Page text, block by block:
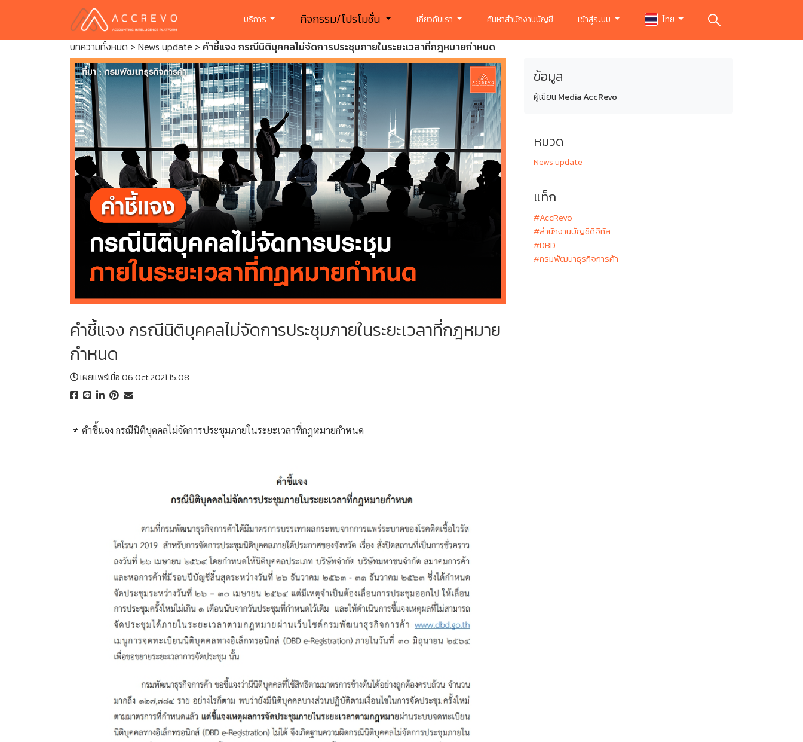
บริการ กิจกรรม/โปรโมชั่น เกี่ยวกับเรา ค้นหาสำนักงานบัญชี เข้าสู่ระบบ ไทย
บทความทั้งหมด > News update > คำชี้แจง กรณีนิติบุคคลไม่จัดการประชุมภายในระยะเวลาที่กฎหมายกำหนด
คำชี้แจง กรณีนิติบุคคลไม่จัดการประชุมภายในระยะเวลาที่กฎหมาย
กำหนด
เผยแพร่เมื่อ 06 Oct 2021 15:08
📌 คำชี้แจง กรณีนิติบุคคลไม่จัดการประชุมภายในระยะเวลาที่กฎหมายกำหนด
ข้อมูล
ผู้เขียน Media AccRevo
หมวด
News update
แท็ก
#AccRevo
#สำนักงานบัญชีดิจิทัล
#DBD
#กรมพัฒนาธุรกิจการค้า